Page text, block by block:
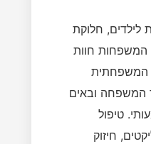
לילדים, חלוקת
המשפחות חוות
המשפחתית
המשפחה ובאים
טיפול
חיזוק